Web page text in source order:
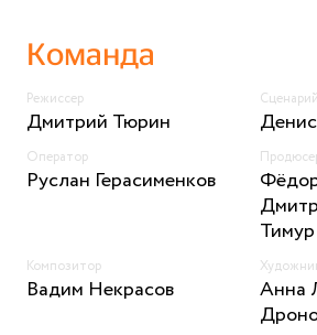
Команда
Режиссер
Дмитрий Тюрин
Сценарий
Оператор
Руслан Герасименков
Композитор
Вадим Некрасов
Анна